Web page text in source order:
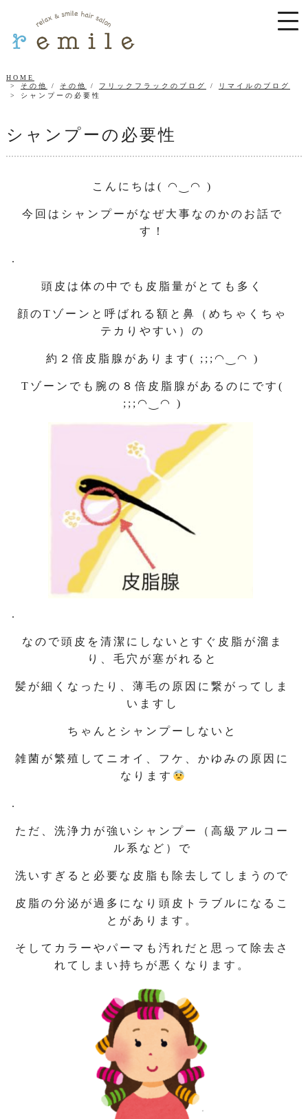
HOME
その他
/ その他 / フリックフラックのブログ /
リマイルのブログ
シャンプーの必要性
シャンプーの必要性
こんにちは( ◠‿◠ )
今回はシャンプーがなぜ大事なのかのお話で
す！
.
頭皮は体の中でも皮脂量がとても多く
顔のTゾーンと呼ばれる額と鼻（めちゃくちゃ
テカりやすい）の
約２倍皮脂腺があります( ;;;◠‿◠ )
Tゾーンでも腕の８倍皮脂腺があるのにです(
;;;◠‿◠ )
.
なので頭皮を清潔にしないとすぐ皮脂が溜ま
り、毛穴が塞がれると
髪が細くなったり、薄毛の原因に繋がってしま
いますし
ちゃんとシャンプーしないと
雑菌が繁殖してニオイ、フケ、かゆみの原因に
なります
.
ただ、洗浄力が強いシャンプー（高級アルコー
ル系など）で
洗いすぎると必要な皮脂も除去してしまうので
皮脂の分泌が過多になり頭皮トラブルになるこ
とがあります。
そしてカラーやパーマも汚れだと思って除去さ
れてしまい持ちが悪くなります。